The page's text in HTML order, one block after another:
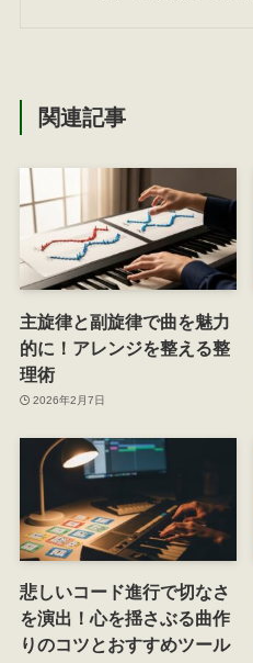
関連記事
主旋律と副旋律で曲を魅力
的に！アレンジを整える整
理術
2026年2月7日
悲しいコード進行で切なさ
を演出！心を揺さぶる曲作
りのコツとおすすめツール